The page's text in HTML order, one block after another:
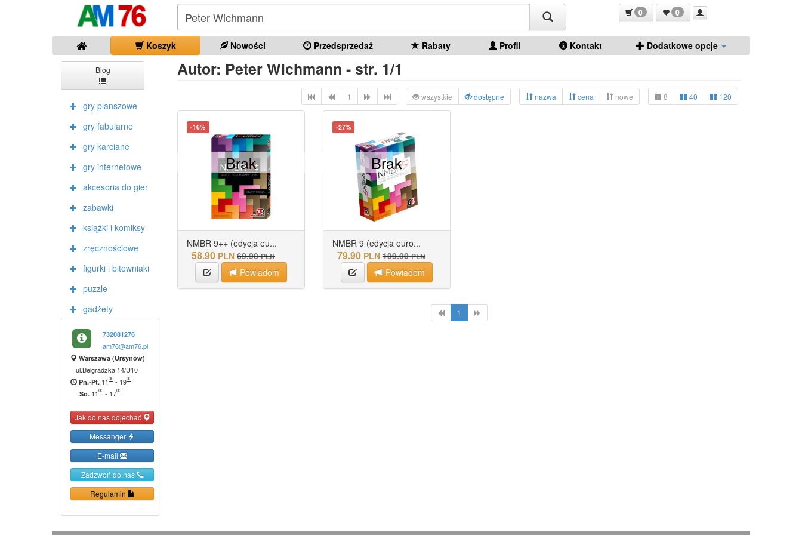
0 0
Koszyk Nowości Przedsprzedaż Rabaty Profil Kontakt Dodatkowe opcje
Blog
gry planszowe
gry fabularne
gry karciane
gry internetowe
akcesoria do gier
zabawki
książki i komiksy
zręcznościowe
figurki i bitewniaki
puzzle
gadżety
732081276
am76@am76.pl
Warszawa (Ursynów)
ul.Belgradzka 14/U10
Pn.-Pt. 1100 - 1900
So. 1100 - 1700
Jak do nas dojechać
Messanger
E-mail
Zadzwoń do nas
Regulamin
Autor: Peter Wichmann - str. 1/1
1 wszystkie dostępne nazwa cena nowe 8 40 120
-16%
NMBR 9++ (edycja eu...
58.90 PLN 69.90 PLN
Powiadom
Brak
-27%
NMBR 9 (edycja euro...
79.90 PLN 109.00 PLN
Powiadom
Brak
1